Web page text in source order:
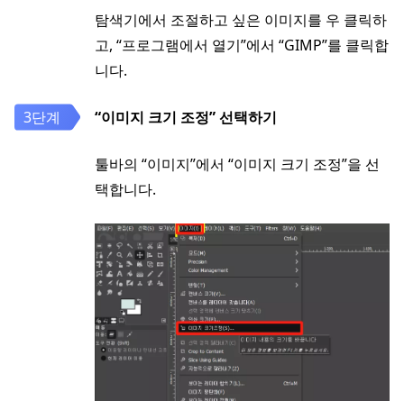
탐색기에서 조절하고 싶은 이미지를 우 클릭하
고, “프로그램에서 열기”에서 “GIMP”를 클릭합
니다.
“이미지 크기 조정” 선택하기
툴바의 “이미지”에서 “이미지 크기 조정”을 선
택합니다.